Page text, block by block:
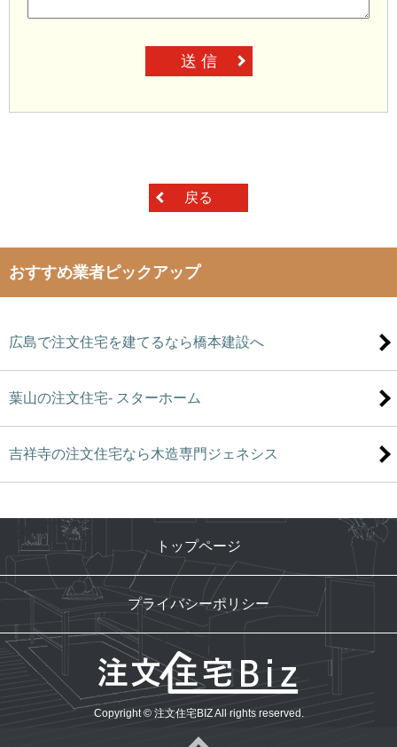
送 信
戻る
おすすめ業者ピックアップ
広島で注文住宅を建てるなら橋本建設へ
葉山の注文住宅- スターホーム
吉祥寺の注文住宅なら木造専門ジェネシス
トップページ
プライバシーポリシー
Copyright © 注文住宅BIZ All rights reserved.